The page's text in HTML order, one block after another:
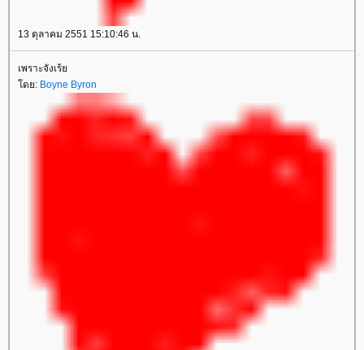
13 ตุลาคม 2551 15:10:46 น.
เพราะจังเร้
ดย: Boyne Byron